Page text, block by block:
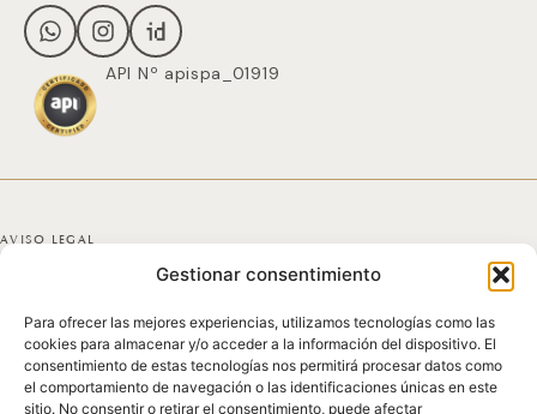
Gestionar consentimiento
Para ofrecer las mejores experiencias, utilizamos tecnologías como las
cookies para almacenar y/o acceder a la información del dispositivo. El
consentimiento de estas tecnologías nos permitirá procesar datos como
el comportamiento de navegación o las identificaciones únicas en este
sitio. No consentir o retirar el consentimiento, puede afectar
API Nº apispa_01919
AVISO LEGAL
POLÍTICA DE COOKIES
DECLARACIÓN DE ACCESIBILIDAD